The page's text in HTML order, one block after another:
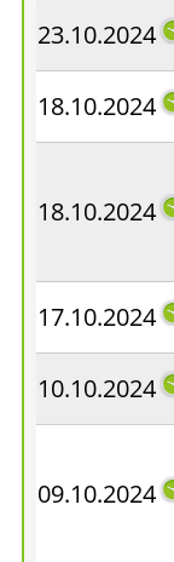
23.10.2024
18.10.2024
18.10.2024
17.10.2024
10.10.2024
09.10.2024